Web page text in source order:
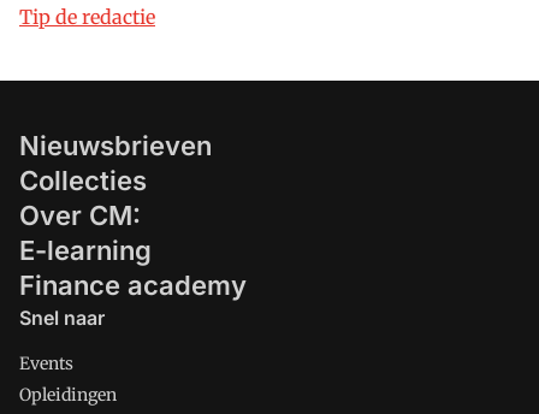
Tip de redactie
Nieuwsbrieven
Collecties
Over CM:
E-learning
Finance academy
Snel naar
Events
Opleidingen